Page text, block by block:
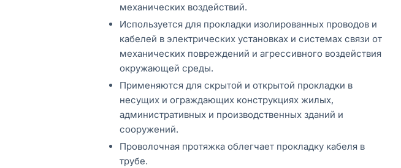
механических воздействий.
Используется для прокладки изолированных проводов и
кабелей в электрических установках и системах связи от
механических повреждений и агрессивного воздействия
окружающей среды.
Применяются для скрытой и открытой прокладки в
несущих и ограждающих конструкциях жилых,
административных и производственных зданий и
сооружений.
Проволочная протяжка облегчает прокладку кабеля в
трубе.